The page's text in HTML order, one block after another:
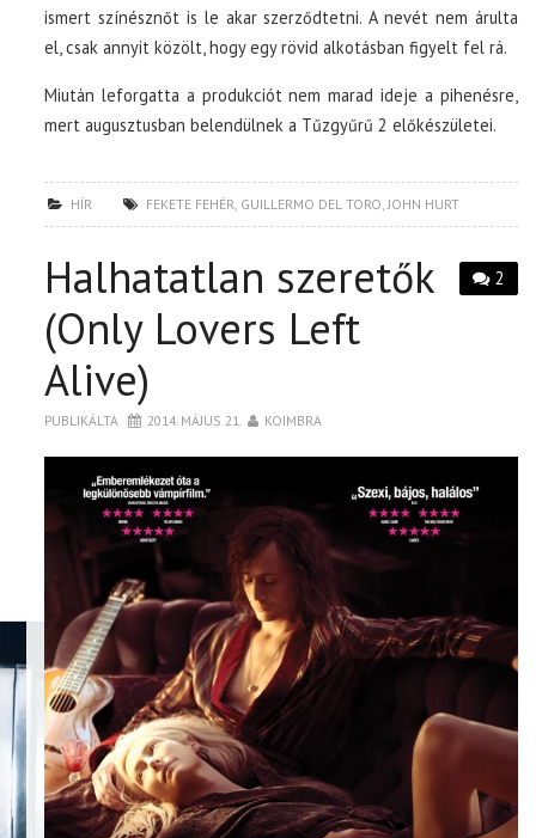
ismert színésznőt is le akar szerződtetni. A nevét nem árulta
el, csak annyit közölt, hogy egy rövid alkotásban figyelt fel rá.
Miután leforgatta a produkciót nem marad ideje a pihenésre,
mert augusztusban belendülnek a Tűzgyűrű 2 előkészületei.
HÍR FEKETE FEHÉR, GUILLERMO DEL TORO,JOHN HURT
2
Halhatatlan szeretők
(Only Lovers Left
Alive)
PUBLIKÁLTA 2014. MÁJUS 21. KOIMBRA